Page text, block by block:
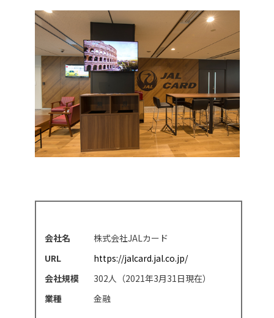
会社名
株式会社JALカード
URL
https://jalcard.jal.co.jp/
会社規模
302人（2021年3月31日現在）
業種
金融